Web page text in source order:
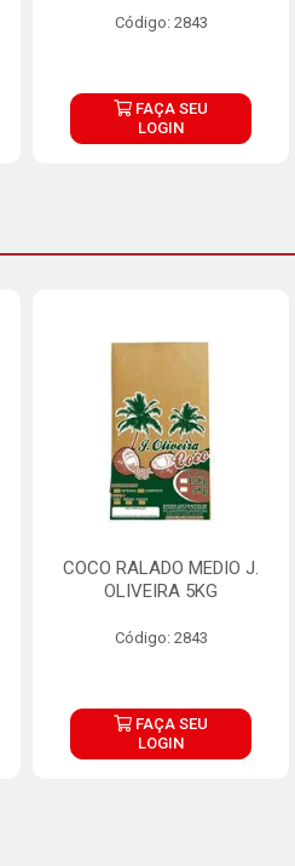
Código: 2843
FAÇA SEU
LOGIN
COCO RALADO MEDIO J.
OLIVEIRA 5KG
Código: 2843
FAÇA SEU
LOGIN